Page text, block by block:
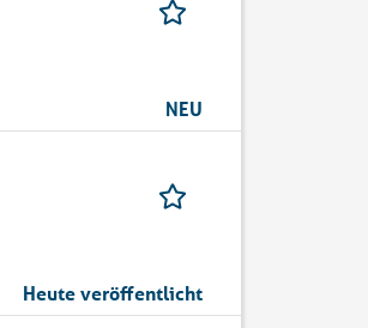
NEU
Heute veröffentlicht